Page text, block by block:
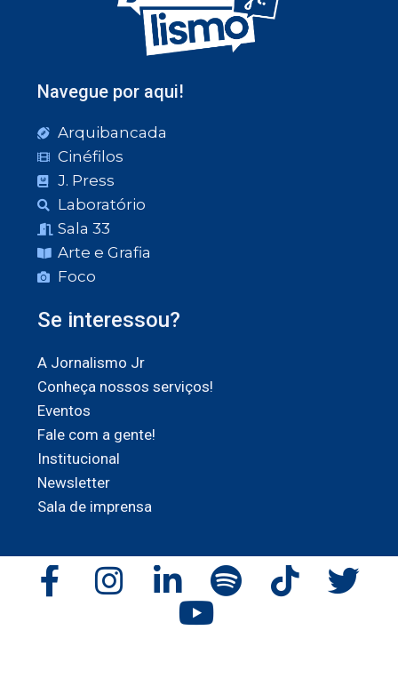
Navegue por aqui!
Arquibancada
Cinéfilos
J. Press
Laboratório
Sala 33
Arte e Grafia
Foco
Se interessou?
A Jornalismo Jr
Conheça nossos serviços!
Eventos
Fale com a gente!
Institucional
Newsletter
Sala de imprensa